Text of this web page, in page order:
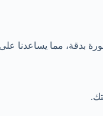
بدقة، مما يساعدنا